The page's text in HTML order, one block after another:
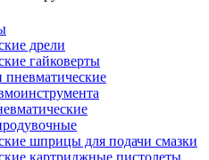
дрели
гайковерты
шприцы для подачи смазки
картриджные пистолеты